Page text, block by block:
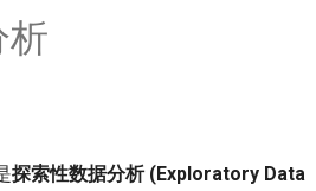
析
探索性数据分析 (Exploratory Data